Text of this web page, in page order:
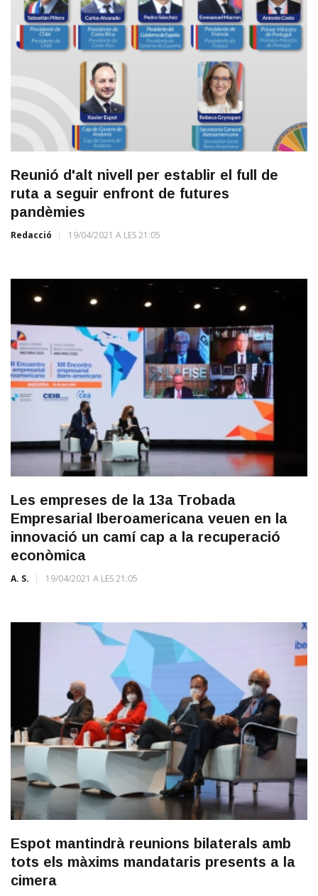
Reunió d'alt nivell per establir el full de
ruta a seguir enfront de futures
pandèmies
Redacció 19/04/2021 A LES 21:05
Les empreses de la 13a Trobada
Empresarial Iberoamericana veuen en la
innovació un camí cap a la recuperació
econòmica
A. S. 19/04/2021 A LES 21:05
Espot mantindrà reunions bilaterals amb
tots els màxims mandataris presents a la
cimera